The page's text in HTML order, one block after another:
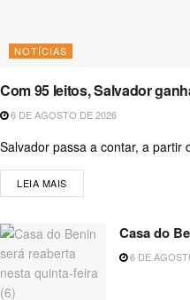
NOTÍCIAS
Com 95 leitos, Salvador
6 DE AGOSTO DE 2026
Salvador passa a contar, a partir
LEIA MAIS
Casa do
6 DE